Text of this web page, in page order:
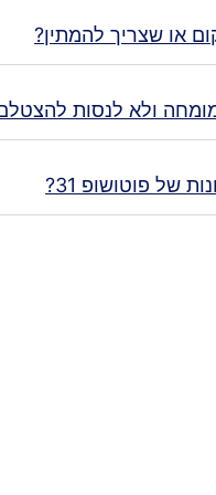
או שצריך להמתין?
ולא לנסות
של פוטושופ 31?